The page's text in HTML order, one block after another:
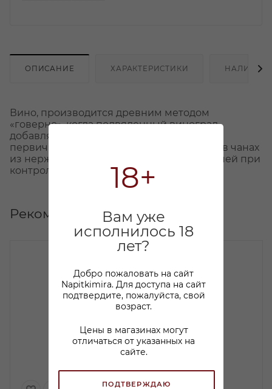
18+
Вам уже
исполнилось 18
лет?
Добро пожаловать на сайт
Napitkimira. Для доступа на сайт
подтвердите, пожалуйста, свой
возраст.
Цены в магазинах могут
отличаться от указанных на
сайте.
ПОДТВЕРЖДАЮ
ОПИСАНИЕ ХАРАКТЕРИСТИКИ НАЛИЧИЕ
Вино, производится древним методом
«говерно», когда подвяленный виноград
добавляется в сусло после окончания
первичной ферментации. Винификация: в чанах
из нержавеющей стали в течение 18/25 дней при
контролируемой температуре.
Рекомендуем